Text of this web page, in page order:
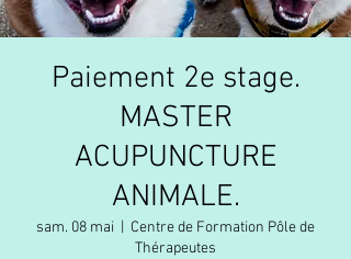
Paiement 2e stage.
MASTER
ACUPUNCTURE
ANIMALE.
sam. 08 mai
Centre de Formation Pôle de
Thérapeutes